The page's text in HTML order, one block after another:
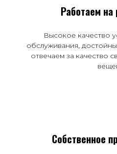
Работаем на
Высокое качество
обслуживания,
отвечаем за качество
Собственное